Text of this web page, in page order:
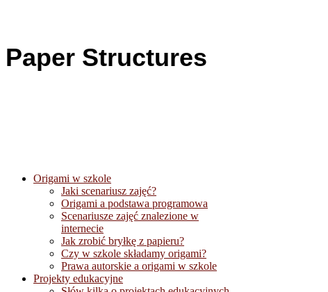
Paper Structures
Origami w szkole
Jaki scenariusz zajęć?
Origami a podstawa programowa
Scenariusze zajęć znalezione w
internecie
Jak zrobić bryłkę z papieru?
Czy w szkole składamy origami?
Prawa autorskie a origami w szkole
Projekty edukacyjne